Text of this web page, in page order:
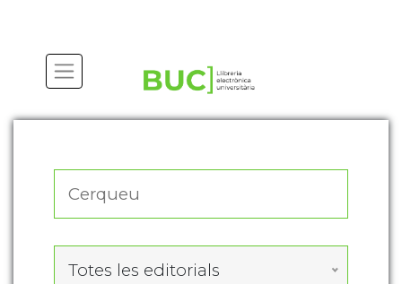
Totes les editorials